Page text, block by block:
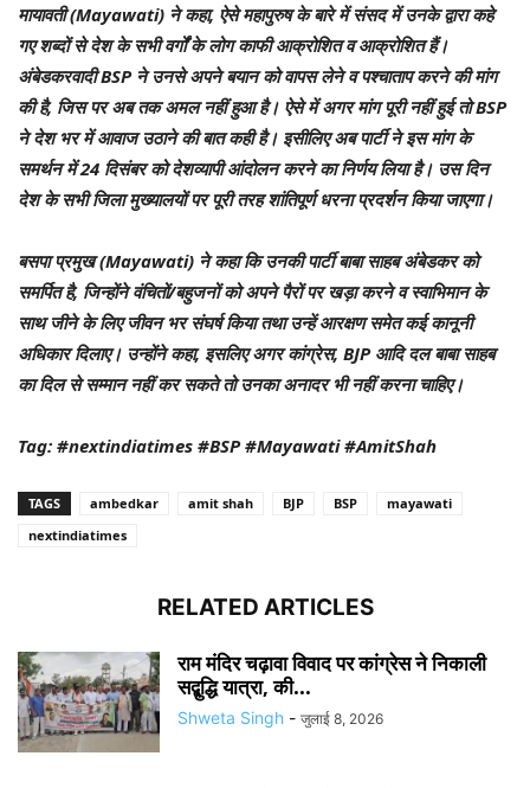
मायावती (Mayawati) ने कहा, ऐसे महापुरुष के बारे में संसद में उनके द्वारा कहे
गए शब्दों से देश के सभी वर्गों के लोग काफी आक्रोशित व आक्रोशित हैं।
अंबेडकरवादी BSP ने उनसे अपने बयान को वापस लेने व पश्चाताप करने की मांग
की है, जिस पर अब तक अमल नहीं हुआ है। ऐसे में अगर मांग पूरी नहीं हुई तो BSP
ने देश भर में आवाज उठाने की बात कही है। इसीलिए अब पार्टी ने इस मांग के
समर्थन में 24 दिसंबर को देशव्यापी आंदोलन करने का निर्णय लिया है। उस दिन
देश के सभी जिला मुख्यालयों पर पूरी तरह शांतिपूर्ण धरना प्रदर्शन किया जाएगा।
बसपा प्रमुख (Mayawati) ने कहा कि उनकी पार्टी बाबा साहब अंबेडकर को
समर्पित है, जिन्होंने वंचितों/बहुजनों को अपने पैरों पर खड़ा करने व स्वाभिमान के
साथ जीने के लिए जीवन भर संघर्ष किया तथा उन्हें आरक्षण समेत कई कानूनी
अधिकार दिलाए। उन्होंने कहा, इसलिए अगर कांग्रेस, BJP आदि दल बाबा साहब
का दिल से सम्मान नहीं कर सकते तो उनका अनादर भी नहीं करना चाहिए।
Tag: #nextindiatimes #BSP #Mayawati #AmitShah
TAGS ambedkar amit shah BJP BSP
mayawati
nextindiatimes
RELATED ARTICLES
राम मंदिर चढ़ावा विवाद पर कांग्रेस ने निकाली
सद्बुद्धि यात्रा, की...
Shweta Singh - जुलाई 8, 2026